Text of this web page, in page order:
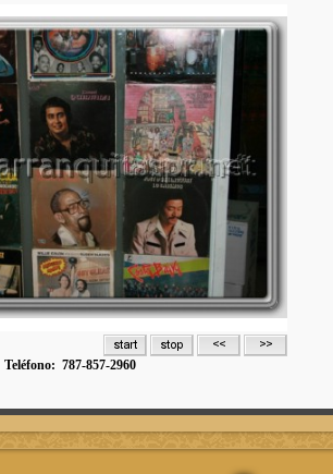
Teléfono: 787-857-2960